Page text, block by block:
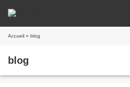
Accueil » blog
blog